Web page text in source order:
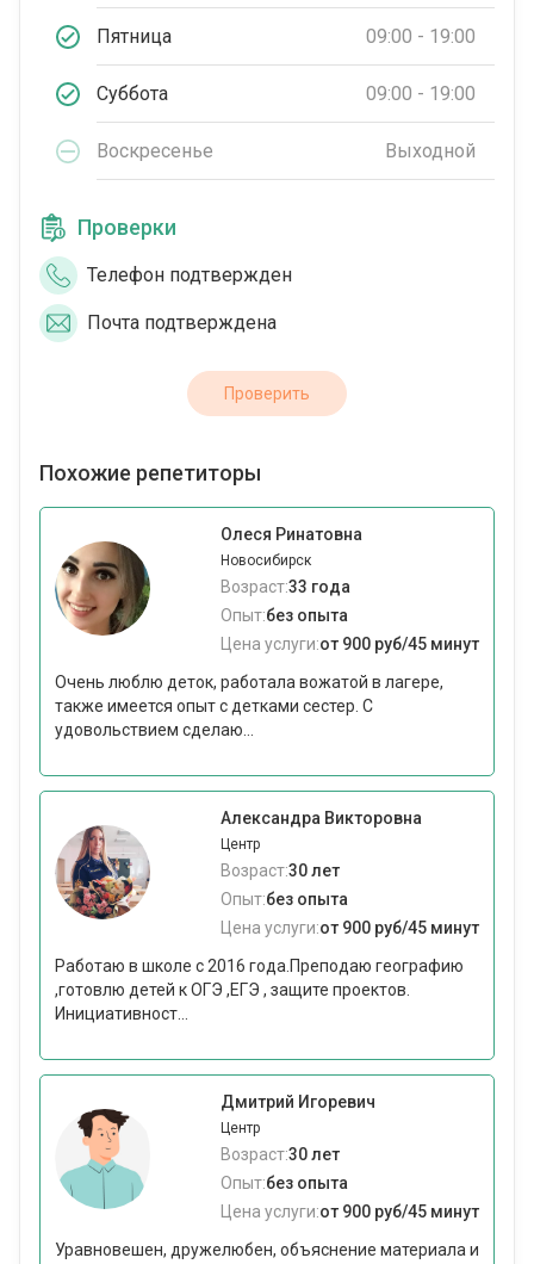
Пятница 09:00 - 19:00
Суббота 09:00 - 19:00
Воскресенье Выходной
Проверки
Телефон подтвержден
Почта подтверждена
Проверить
Похожие репетиторы
Олеся Ринатовна
Новосибирск
Возраст:33 года
Опыт:без опыта
Цена услуги:от 900 руб/45 минут
Очень люблю деток, работала вожатой в лагере,
также имеется опыт с детками сестер. С
удовольствием сделаю...
Александра Викторовна
Центр
Возраст:30 лет
Опыт:без опыта
Цена услуги:от 900 руб/45 минут
Работаю в школе с 2016 года.Преподаю географию
,готовлю детей к ОГЭ ,ЕГЭ , защите проектов.
Инициативност...
Дмитрий Игоревич
Центр
Возраст:30 лет
Опыт:без опыта
Цена услуги:от 900 руб/45 минут
Уравновешен, дружелюбен, объяснение материала и